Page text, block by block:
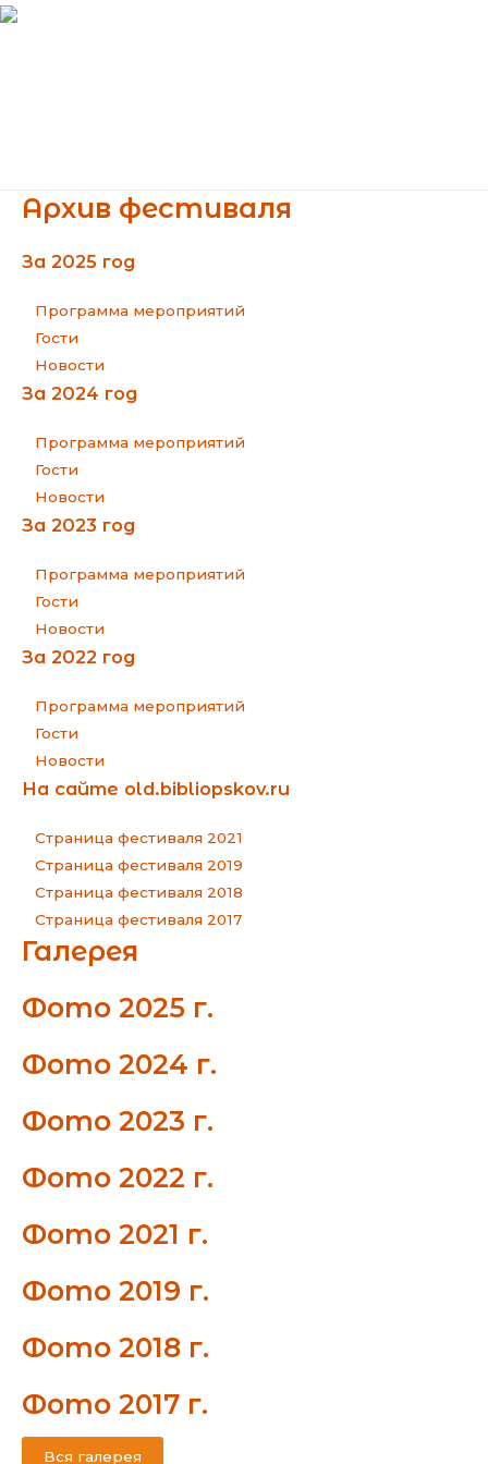
Архив фестиваля
За 2025 год
Программа мероприятий
Гости
Новости
За 2024 год
Программа мероприятий
Гости
Новости
За 2023 год
Программа мероприятий
Гости
Новости
За 2022 год
Программа мероприятий
Гости
Новости
На сайте old.bibliopskov.ru
Страница фестиваля 2021
Страница фестиваля 2019
Страница фестиваля 2018
Страница фестиваля 2017
Галерея
Фото 2025 г.
Фото 2024 г.
Фото 2023 г.
Фото 2022 г.
Фото 2021 г.
Фото 2019 г.
Фото 2018 г.
Фото 2017 г.
Вся галерея